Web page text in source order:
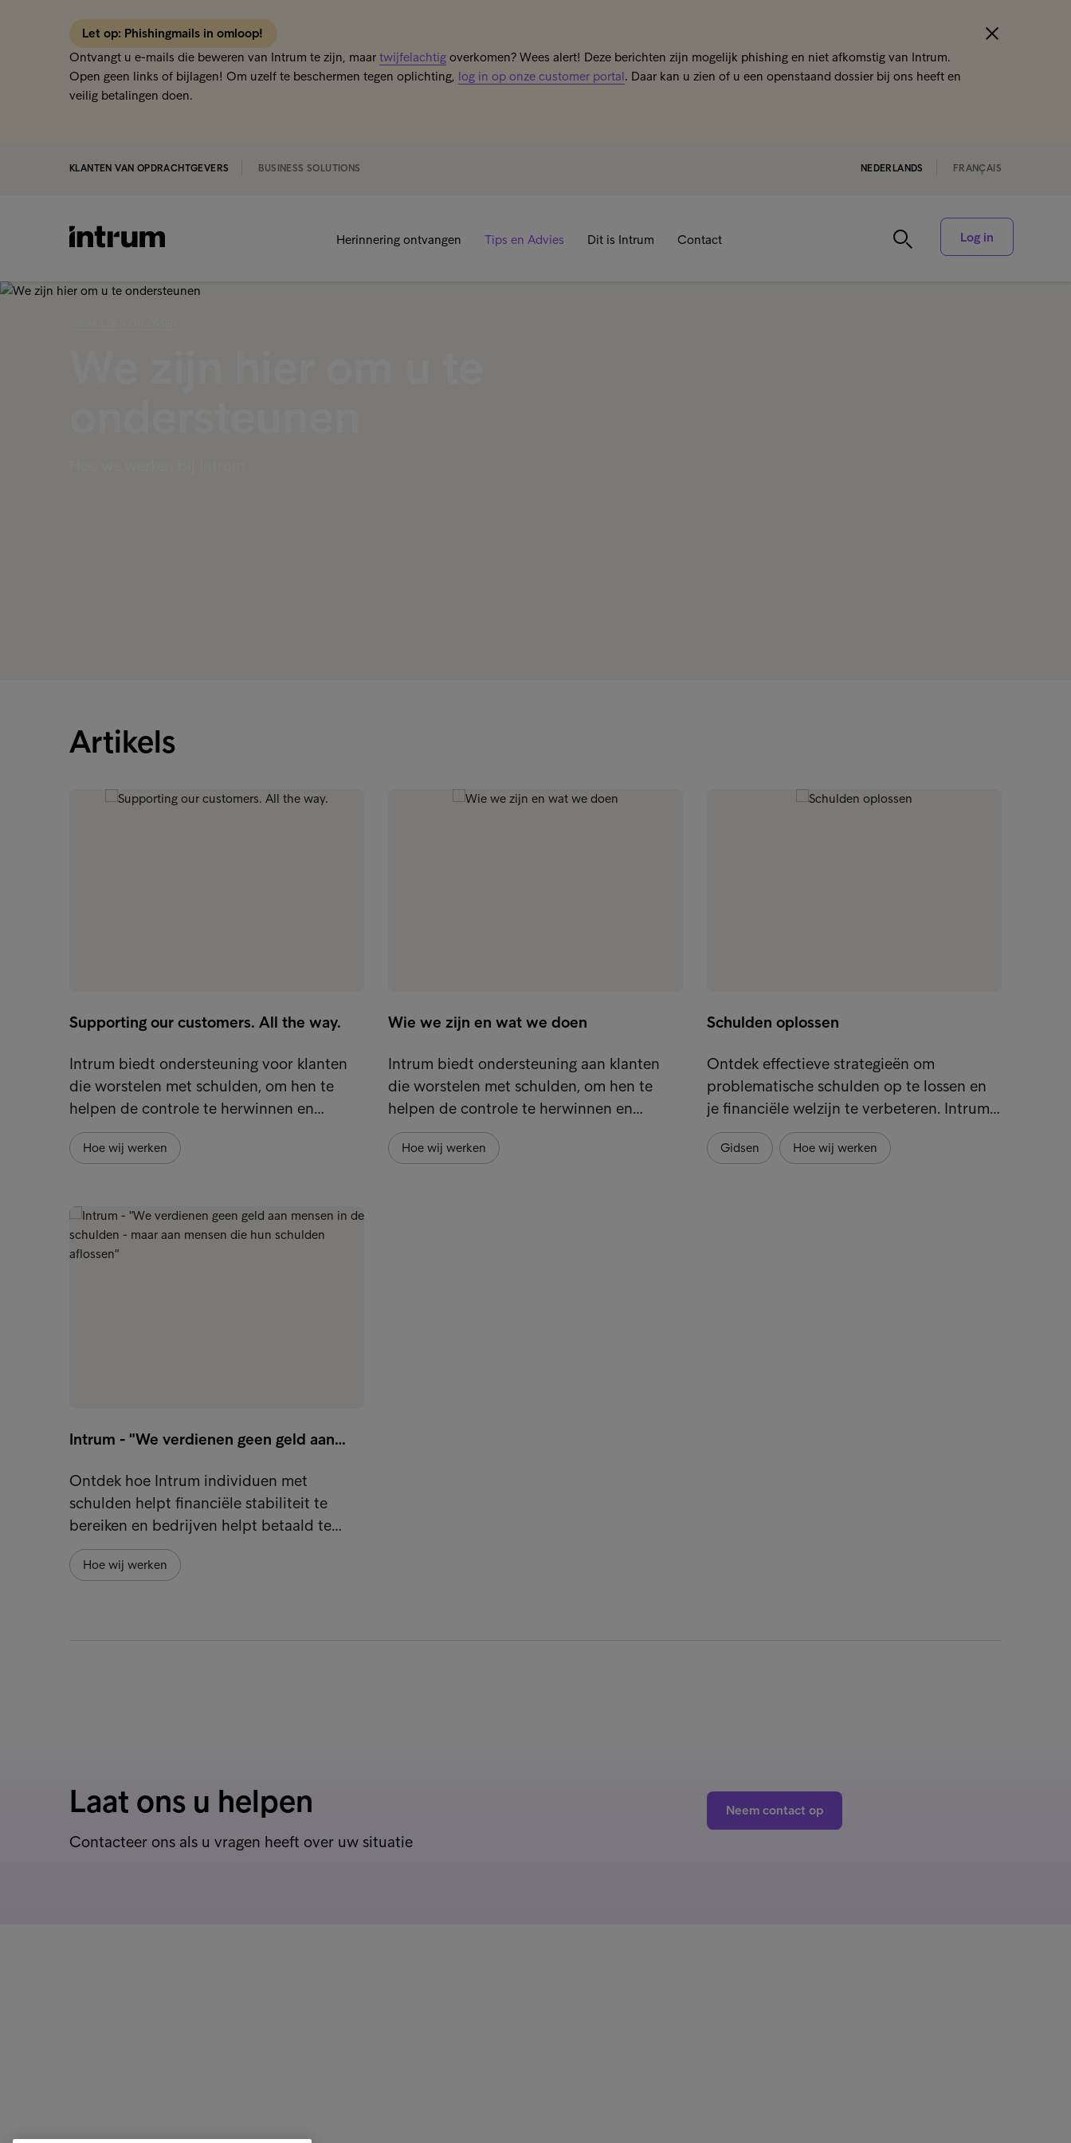
Let op: Phishingmails in omloop!
Ontvangt u e-mails die beweren van Intrum te zijn, maar twijfelachtig overkomen? Wees alert! Deze berichten zijn mogelijk phishing en niet afkomstig van Intrum.
Open geen links of bijlagen! Om uzelf te beschermen tegen oplichting, log in op onze customer portal. Daar kan u zien of u een openstaand dossier bij ons heeft en
veilig betalingen doen.
KLANTEN VAN OPDRACHTGEVERS BUSINESS SOLUTIONS NEDERLANDS FRANÇAIS
Herinnering ontvangen Tips en Advies Dit is Intrum Contact Log in
Artikels
Supporting our customers. All the way.
Intrum biedt ondersteuning voor klanten
die worstelen met schulden, om hen te
helpen de controle te herwinnen en…
Hoe wij werken
Wie we zijn en wat we doen
Intrum biedt ondersteuning aan klanten
die worstelen met schulden, om hen te
helpen de controle te herwinnen en…
Hoe wij werken
Schulden oplossen
Ontdek effectieve strategieën om
problematische schulden op te lossen en
je financiële welzijn te verbeteren. Intrum…
Gidsen Hoe wij werken
Intrum - "We verdienen geen geld aan…
Ontdek hoe Intrum individuen met
schulden helpt financiële stabiliteit te
bereiken en bedrijven helpt betaald te…
Hoe wij werken
Laat ons u helpen
Contacteer ons als u vragen heeft over uw situatie
Neem contact op